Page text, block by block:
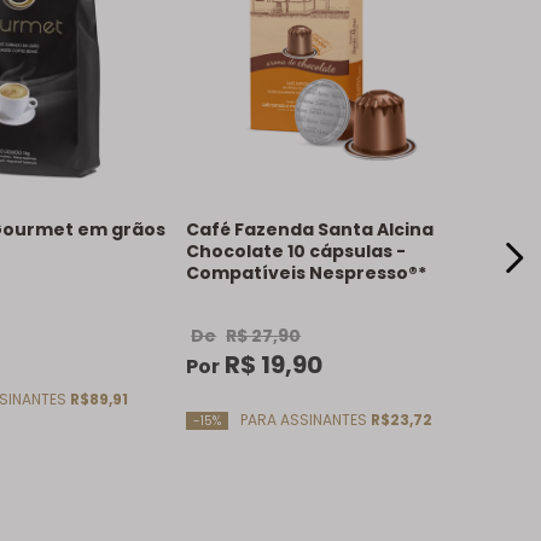
em grãos
R$89,91
Café Fazenda Santa Alcina
Chocolate 10 cápsulas -
Compatíveis Nespresso®*
De R$27,90
Por R$ 19,90
-15% PARA ASSINANTES R$23,72